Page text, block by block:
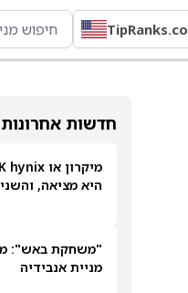
חדשות אחרונות
היא מציאה,
"משחקת באש":
מניית אנבידיה